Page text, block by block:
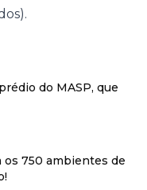
do MASP, que
os 750 ambientes de